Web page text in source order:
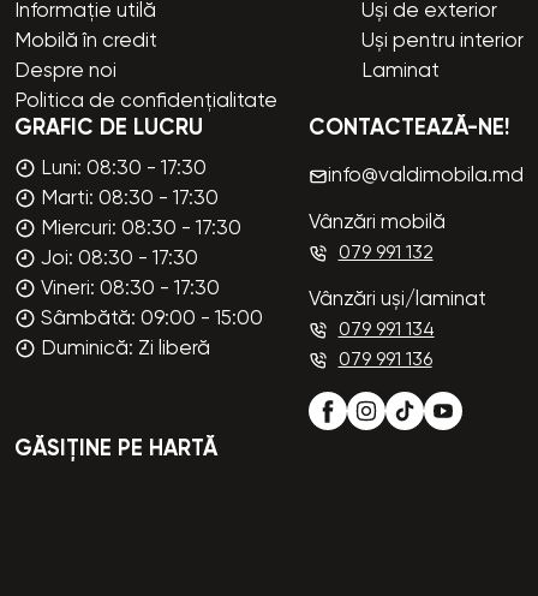
Informație utilă
Mobilă în credit
Despre noi
Politica de confidențialitate
Uși de exterior
Uși pentru interior
Laminat
GRAFIC DE LUCRU
Luni: 08:30 - 17:30
Marti: 08:30 - 17:30
Miercuri: 08:30 - 17:30
Joi: 08:30 - 17:30
Vineri: 08:30 - 17:30
Sâmbătă: 09:00 - 15:00
Duminică: Zi liberă
CONTACTEAZĂ-NE!
info@valdimobila.md
Vânzări mobilă
079 991 132
Vânzări uși/laminat
079 991 134
079 991 136
GĂSIȚINE PE HARTĂ